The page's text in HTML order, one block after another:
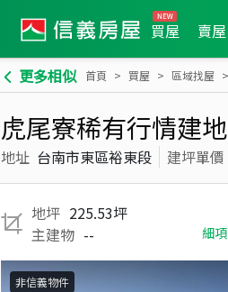
買屋 賣屋
更多相似 首頁 買屋 區域找屋
虎尾寮稀有行情建地
地址 台南市東區裕東段 建坪單價
地坪 225.53坪
主建物 -- 細項
非信義物件